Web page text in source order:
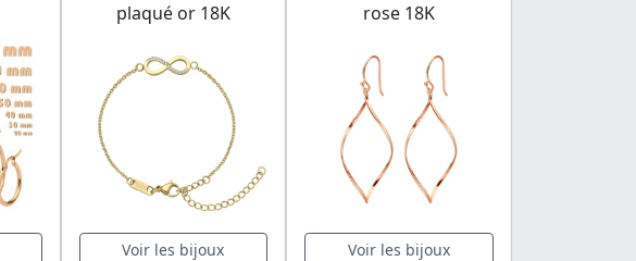
plaqué or 18K
Voir les bijoux
rose 18K
Voir les bijoux